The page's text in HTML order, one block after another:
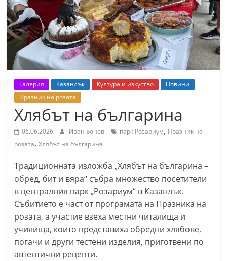
т
К
а
з
а
н
л
к
и
б
л
а
с
т
С
т
Галерия Казанлък Култура и изкуство
Новини
Празник на розата
Хлябът на българина
06.06.2026 Иван Бонев парк Розариум, Празник на
розата,Хлябът на българина
Традиционната изложба „Хлябът на българина –
обред, бит и вяра“ събра множество посетители
в централния парк „Розариум“ в Казанлък.
Събитието е част от програмата на Празника на
розата, а участие взеха местни читалища и
училища, които представиха обредни хлябове,
погачи и други тестени изделия, приготвени по
автентични рецепти.